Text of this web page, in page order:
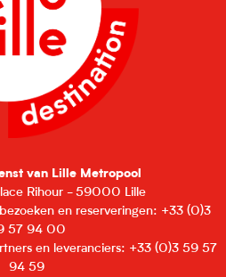
van Lille Metropool
Rihour - 59000 Lille
en reserveringen: +33 (0)3
57 94 00
en leveranciers: +33 (0)3 59 57
94 59